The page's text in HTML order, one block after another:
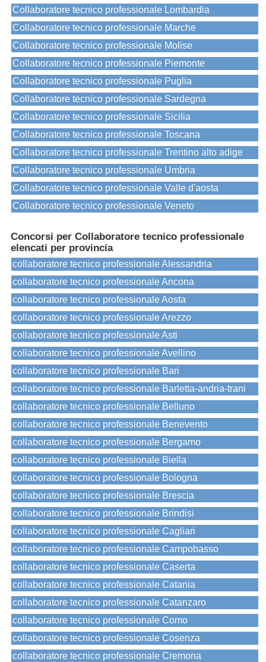
Collaboratore tecnico professionale Lombardia
Collaboratore tecnico professionale Marche
Collaboratore tecnico professionale Molise
Collaboratore tecnico professionale Piemonte
Collaboratore tecnico professionale Puglia
Collaboratore tecnico professionale Sardegna
Collaboratore tecnico professionale Sicilia
Collaboratore tecnico professionale Toscana
Collaboratore tecnico professionale Trentino alto adige
Collaboratore tecnico professionale Umbria
Collaboratore tecnico professionale Valle d'aosta
Collaboratore tecnico professionale Veneto
Concorsi per Collaboratore tecnico professionale
elencati per provincia
collaboratore tecnico professionale Alessandria
collaboratore tecnico professionale Ancona
collaboratore tecnico professionale Aosta
collaboratore tecnico professionale Arezzo
collaboratore tecnico professionale Asti
collaboratore tecnico professionale Avellino
collaboratore tecnico professionale Bari
collaboratore tecnico professionale Barletta-andria-trani
collaboratore tecnico professionale Belluno
collaboratore tecnico professionale Benevento
collaboratore tecnico professionale Bergamo
collaboratore tecnico professionale Biella
collaboratore tecnico professionale Bologna
collaboratore tecnico professionale Brescia
collaboratore tecnico professionale Brindisi
collaboratore tecnico professionale Cagliari
collaboratore tecnico professionale Campobasso
collaboratore tecnico professionale Caserta
collaboratore tecnico professionale Catania
collaboratore tecnico professionale Catanzaro
collaboratore tecnico professionale Como
collaboratore tecnico professionale Cosenza
collaboratore tecnico professionale Cremona